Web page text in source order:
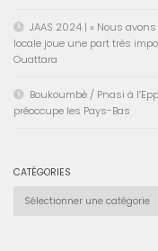
JAAS 2024 | « Nous
locale joue une part très
Ouattara
Boukoumbé / Pnasi à
préoccupe les Pays-Bas
CATÉGORIES